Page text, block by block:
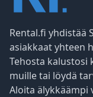
Rental.fi yhdistää
asiakkaat yhteen
Tehosta kalustosi
muille tai löydä
Aloita älykkäämpi